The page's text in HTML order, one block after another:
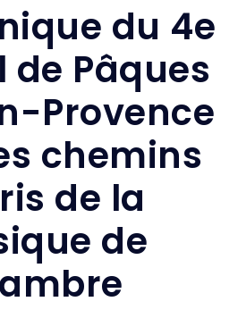
du 4e
de Pâques
Provence
chemins
de la
de